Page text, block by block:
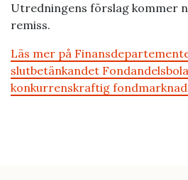
Utredningens förslag kommer
remiss.
Läs mer på
slutbetänkandet
konkurrenskraftig